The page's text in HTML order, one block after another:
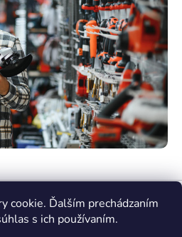
cookie. Ďalším prechádzaním
s ich používaním.